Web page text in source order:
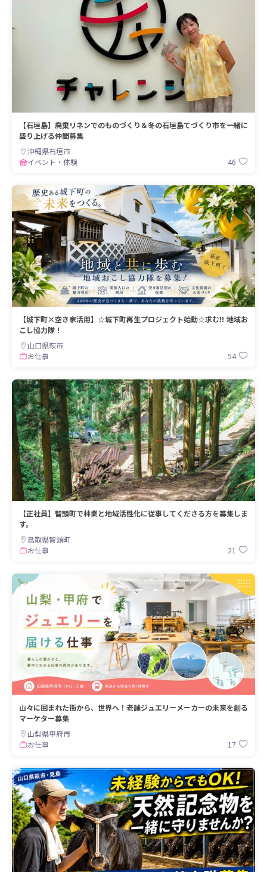
【石垣島】廃棄リネンでのものづくり＆冬の石垣島てづくり市を一緒に
盛り上げる仲間募集
沖縄県石垣市
イベント・体験
46
【城下町×空き家活用】☆城下町再生プロジェクト始動☆求む!! 地域お
こし協力隊！
山口県萩市
お仕事
54
【正社員】智頭町で林業と地域活性化に従事してくださる方を募集しま
す。
鳥取県智頭町
お仕事
21
山々に囲まれた街から、世界へ！老舗ジュエリーメーカーの未来を創る
マーケター募集
山梨県甲府市
お仕事
17